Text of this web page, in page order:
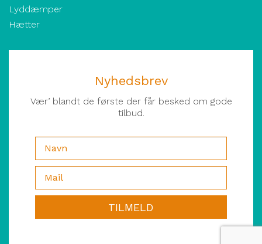
Lyddæmper
Hætter
Nyhedsbrev
Vær’ blandt de første der får besked om gode
tilbud.
TILMELD